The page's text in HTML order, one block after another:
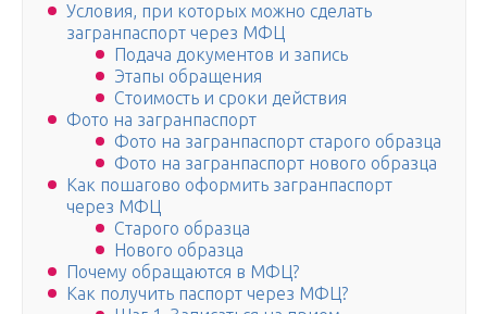
Условия, при которых можно сделать
загранпаспорт через МФЦ
Подача документов и запись
Этапы обращения
Стоимость и сроки действия
Фото на загранпаспорт
Фото на загранпаспорт старого образца
Фото на загранпаспорт нового образца
Как пошагово оформить загранпаспорт
через МФЦ
Старого образца
Нового образца
Почему обращаются в МФЦ?
Как получить паспорт через МФЦ?